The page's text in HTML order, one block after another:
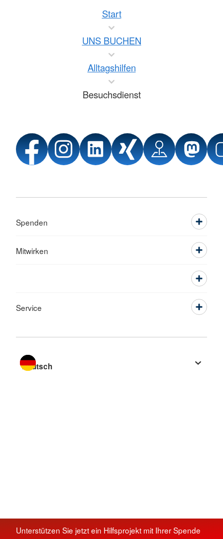
Unterstützen Sie jetzt ein Hilfsprojekt mit Ihrer Spende
Start
UNS BUCHEN
Alltagshilfen
Besuchsdienst
Spenden
Mitwirken
Service
Sprache wechseln zu